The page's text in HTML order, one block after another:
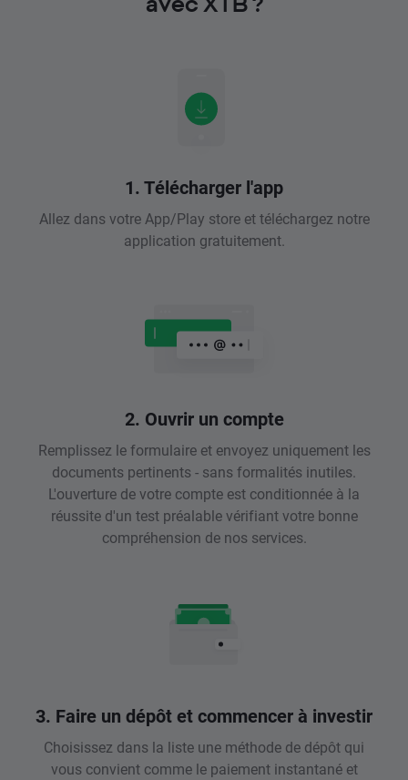
1. Télécharger l'app
Allez dans votre App/Play store et téléchargez notre
application gratuitement.
2. Ouvrir un compte
Remplissez le formulaire et envoyez uniquement les
documents pertinents - sans formalités inutiles.
L'ouverture de votre compte est conditionnée à la
réussite d'un test préalable vérifiant votre bonne
compréhension de nos services.
3. Faire un dépôt et commencer à investir
Choisissez dans la liste une méthode de dépôt qui
vous convient comme le paiement instantané et